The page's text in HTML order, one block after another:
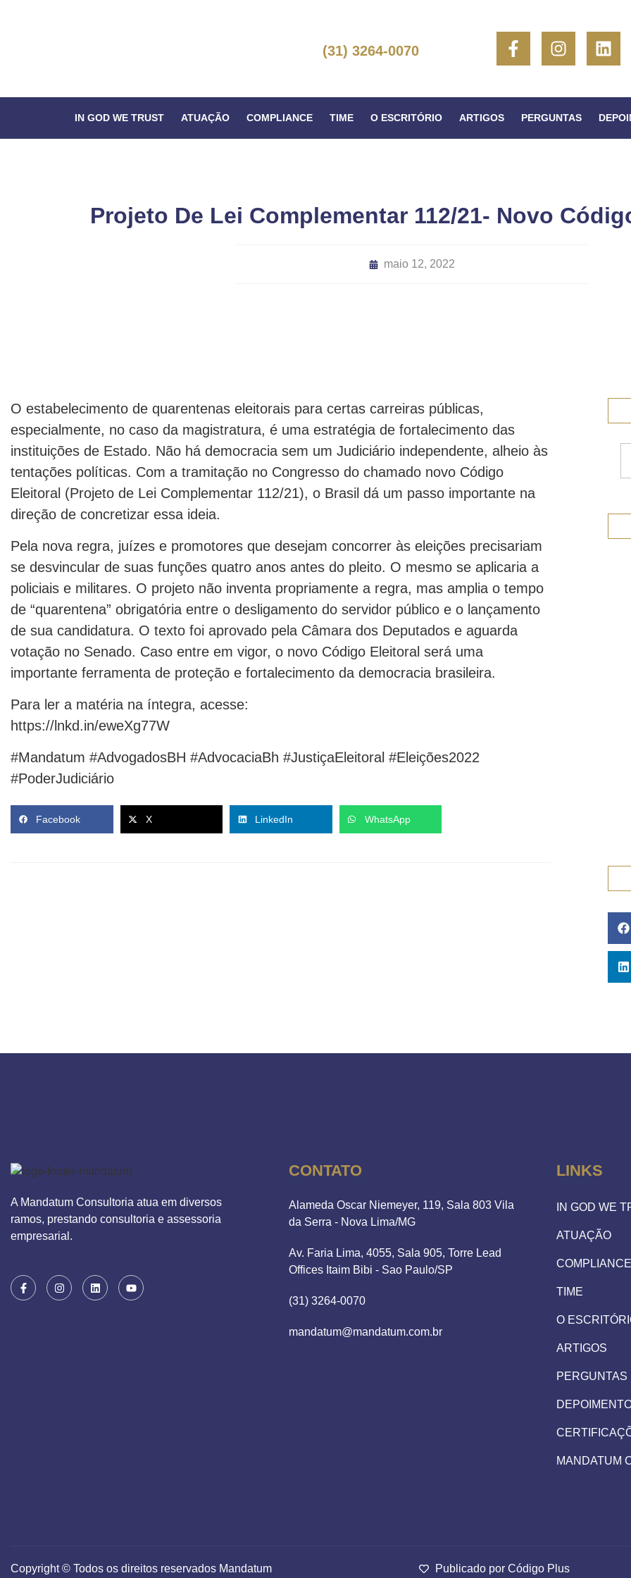
(31) 3264-0070
IN GOD WE TRUST ATUAÇÃO COMPLIANCE TIME O ESCRITÓRIO ARTIGOS PERGUNTAS
Projeto De Lei Complementar 112/21- Novo
maio 12, 2022
O estabelecimento de quarentenas eleitorais para certas carreiras públicas,
especialmente, no caso da magistratura, é uma estratégia de fortalecimento das
instituições de Estado. Não há democracia sem um Judiciário independente, alheio às
tentações políticas. Com a tramitação no Congresso do chamado novo Código
Eleitoral (Projeto de Lei Complementar 112/21), o Brasil dá um passo importante na
direção de concretizar essa ideia.
Pela nova regra, juízes e promotores que desejam concorrer às eleições precisariam
se desvincular de suas funções quatro anos antes do pleito. O mesmo se aplicaria a
policiais e militares. O projeto não inventa propriamente a regra, mas amplia o tempo
de “quarentena” obrigatória entre o desligamento do servidor público e o lançamento
de sua candidatura. O texto foi aprovado pela Câmara dos Deputados e aguarda
votação no Senado. Caso entre em vigor, o novo Código Eleitoral será uma
importante ferramenta de proteção e fortalecimento da democracia brasileira.
Para ler a matéria na íntegra, acesse:
https://lnkd.in/eweXg77W
#Mandatum #AdvogadosBH #AdvocaciaBh #JustiçaEleitoral #Eleições2022
#PoderJudiciário
Facebook X LinkedIn WhatsApp
A Mandatum Consultoria atua em diversos
ramos, prestando consultoria e assessoria
empresarial.
CONTATO
Alameda Oscar Niemeyer, 119, Sala 803 Vila
da Serra - Nova Lima/MG
Av. Faria Lima, 4055, Sala 905, Torre Lead
Offices Itaim Bibi - Sao Paulo/SP
(31) 3264-0070
mandatum@mandatum.com.br
LINKS
IN GOD WE
ATUAÇÃO
COMPLIANCE
TIME
O
ARTIGOS
PERGUNTAS
MANDATUM
Copyright © Todos os direitos reservados Mandatum Publicado por Código Plus